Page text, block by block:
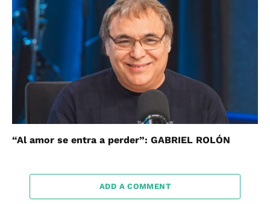
“Al amor se entra a perder”: GABRIEL ROLÓN
ADD A COMMENT